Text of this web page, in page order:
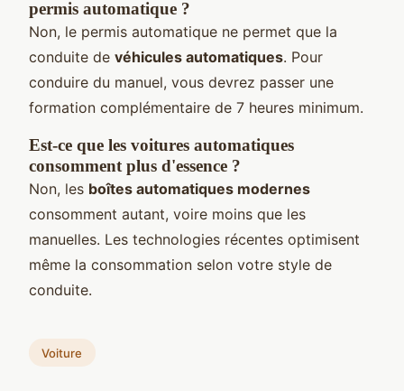
permis automatique ?
Non, le permis automatique ne permet que la
conduite de véhicules automatiques. Pour
conduire du manuel, vous devrez passer une
formation complémentaire de 7 heures minimum.
Est-ce que les voitures automatiques
consomment plus d'essence ?
Non, les boîtes automatiques modernes
consomment autant, voire moins que les
manuelles. Les technologies récentes optimisent
même la consommation selon votre style de
conduite.
Voiture